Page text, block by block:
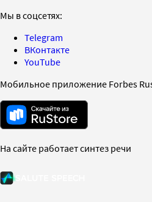
Мы в соцсетях:
Telegram
ВКонтакте
YouTube
Мобильное приложение Forbes
На сайте работает синтез речи